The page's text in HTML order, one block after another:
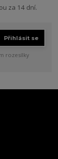
za 14 dní.
Přihlásit se
rozesílky